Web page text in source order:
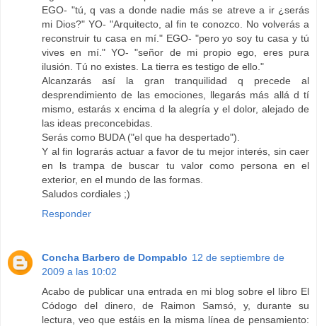
EGO- "tú, q vas a donde nadie más se atreve a ir ¿serás
mi Dios?" YO- "Arquitecto, al fin te conozco. No volverás a
reconstruir tu casa en mí." EGO- "pero yo soy tu casa y tú
vives en mí." YO- "señor de mi propio ego, eres pura
ilusión. Tú no existes. La tierra es testigo de ello."
Alcanzarás así la gran tranquilidad q precede al
desprendimiento de las emociones, llegarás más allá d tí
mismo, estarás x encima d la alegría y el dolor, alejado de
las ideas preconcebidas.
Serás como BUDA ("el que ha despertado").
Y al fin lograrás actuar a favor de tu mejor interés, sin caer
en ls trampa de buscar tu valor como persona en el
exterior, en el mundo de las formas.
Saludos cordiales ;)
Responder
Concha Barbero de Dompablo 12 de septiembre de
2009 a las 10:02
Acabo de publicar una entrada en mi blog sobre el libro El
Códogo del dinero, de Raimon Samsó, y, durante su
lectura, veo que estáis en la misma línea de pensamiento: